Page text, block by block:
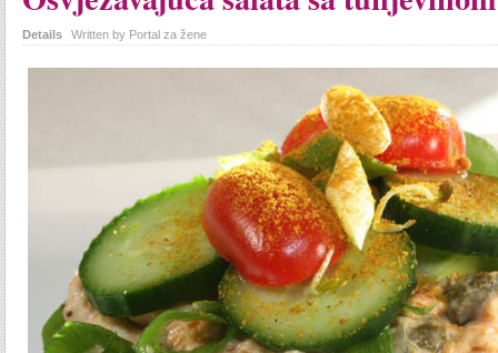
Details Written by Portal za žene